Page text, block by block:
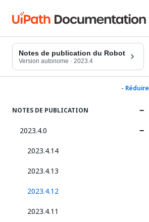
Notes de publication du Robot
Version autonome · 2023.4
- Réduire
NOTES DE PUBLICATION
2023.4.0
2023.4.14
2023.4.13
2023.4.12
2023.4.11